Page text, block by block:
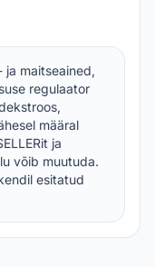
ja maitseained,
regulaator
määral
ja
võib muutuda.
esitatud